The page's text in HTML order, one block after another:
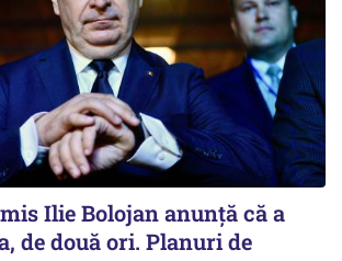
Ilie Bolojan anunță că a
de două ori. Planuri de